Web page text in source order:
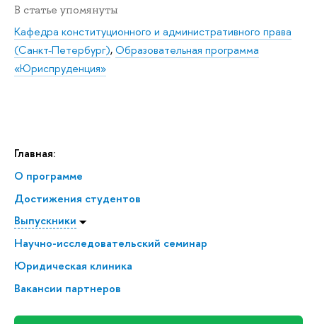
Главная:
О программе
Достижения студентов
Выпускники
Научно-исследовательский семинар
Юридическая клиника
Вакансии партнеров
В статье упомянуты
Кафедра конституционного и административного права
(Санкт-Петербург),Образовательная программа
«Юриспруденция»